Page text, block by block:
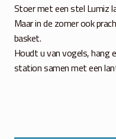
Stoer met een stel Lumiz
Maar in de zomer ook
basket.
Houdt u van vogels, hang
station samen met een